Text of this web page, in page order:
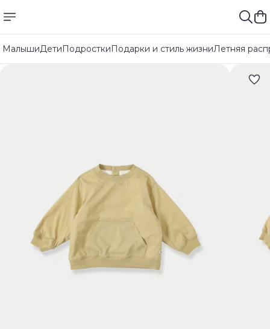
МалышиДетиПодросткиПодарки и стиль жизниЛетняя